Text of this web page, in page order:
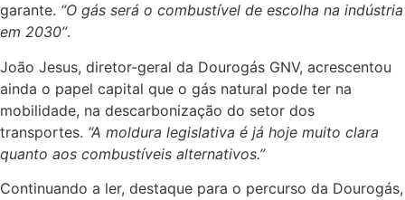
garante. “O gás será o combustível de escolha na indústria
em 2030”.
João Jesus, diretor-geral da Dourogás GNV, acrescentou
ainda o papel capital que o gás natural pode ter na
mobilidade, na descarbonização do setor dos
transportes. “A moldura legislativa é já hoje muito clara
quanto aos combustíveis alternativos.”
Continuando a ler, destaque para o percurso da Dourogás,